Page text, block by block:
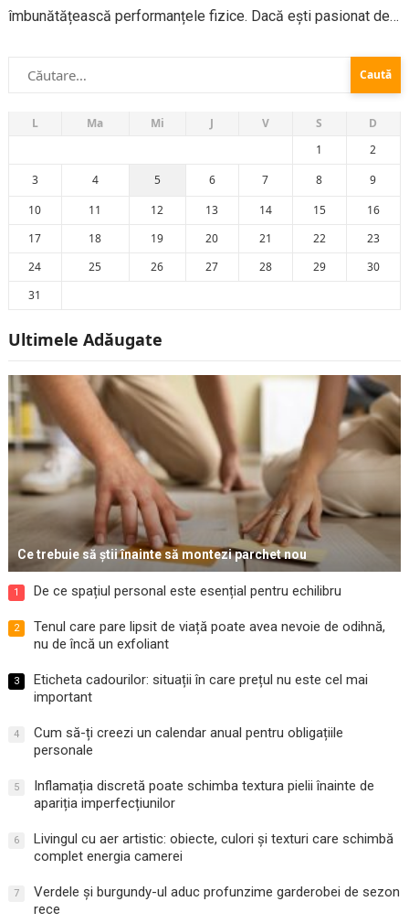
îmbunătățească performanțele fizice. Dacă ești pasionat de
viață mai...
Caută
după:
L Ma Mi J V S
D
1
2
3
4 5 6 7 8
9
10
11 12 13 14 15
16
17
18 19 20 21 22
23
24
25 26 27 28 29
30
31
Ultimele Adăugate
Ce trebuie să știi înainte să montezi parchet nou
1 De ce spațiul personal este esențial pentru echilibru
2
Tenul care pare lipsit de viață poate avea nevoie de odihnă,
nu de încă un exfoliant
3
Eticheta cadourilor: situații în care prețul nu este cel mai
important
4
Cum să-ți creezi un calendar anual pentru obligațiile
personale
5
Inflamația discretă poate schimba textura pielii înainte de
apariția imperfecțiunilor
6
Livingul cu aer artistic: obiecte, culori și texturi care schimbă
complet energia camerei
7
Verdele și burgundy-ul aduc profunzime garderobei de sezon
rece